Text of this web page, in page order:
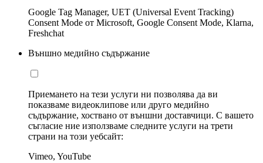
Google Tag Manager, UET (Universal Event Tracking)
Consent Mode от Microsoft, Google Consent Mode, Klarna,
Freshchat
Външно медийно съдържание
Приемането на тези услуги ни позволява да ви
показваме видеоклипове или друго медийно
съдържание, хоствано от външни доставчици. С вашето
съгласие ние използваме следните услуги на трети
страни на този уебсайт:
Vimeo, YouTube